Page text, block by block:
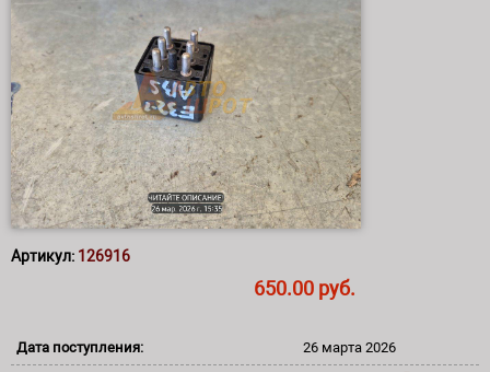
Артикул: 126916
650.00 руб.
Дата поступления: 26 марта 2026